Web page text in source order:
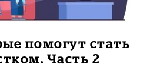
помогут стать
Часть 2